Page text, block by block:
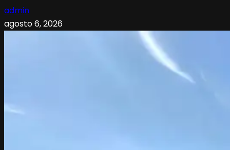
admin
agosto 6, 2026